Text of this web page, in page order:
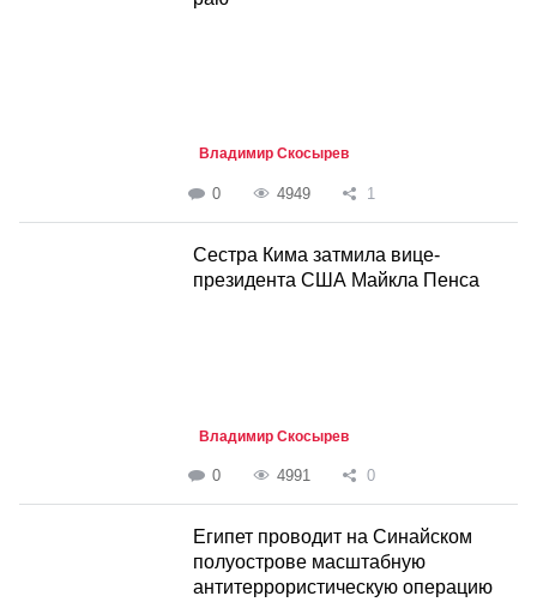
Владимир Скосырев
0 4949 1
Сестра Кима затмила вице-
президента США Майкла Пенса
Владимир Скосырев
0 4991 0
Египет проводит на Синайском
полуострове масштабную
антитеррористическую операцию